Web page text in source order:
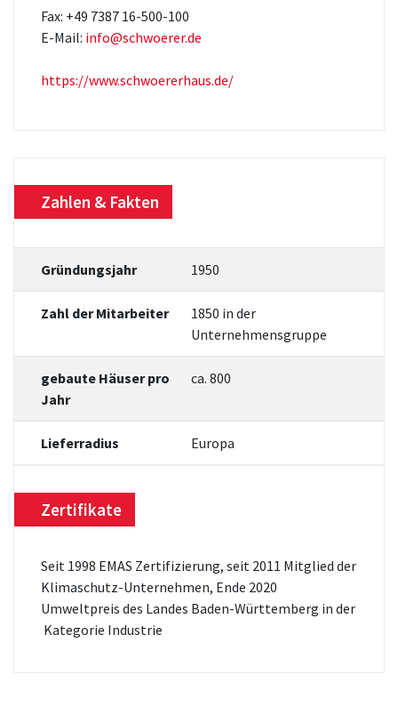
Fax: +49 7387 16-500-100
E-Mail: info@schwoerer.de
https://www.schwoererhaus.de/
Zahlen & Fakten
Gründungsjahr 1950
Zahl der Mitarbeiter
1850 in der
Unternehmensgruppe
gebaute Häuser pro
Jahr
ca. 800
Lieferradius Europa
Zertifikate
Seit 1998 EMAS Zertifizierung, seit 2011 Mitglied der
Klimaschutz-Unternehmen, Ende 2020
Umweltpreis des Landes Baden-Württemberg in der
Kategorie Industrie